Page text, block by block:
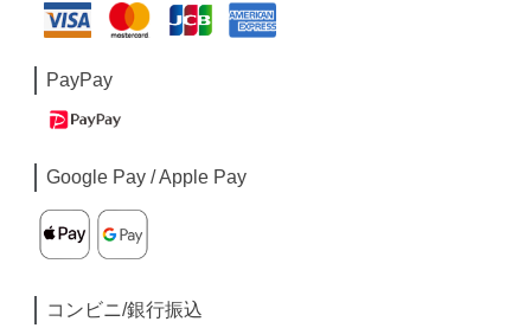
PayPay
Google Pay / Apple Pay
コンビニ/銀行振込